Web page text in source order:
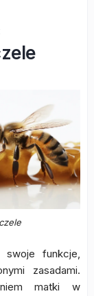
swoje funkcje,
zasadami.
matki w